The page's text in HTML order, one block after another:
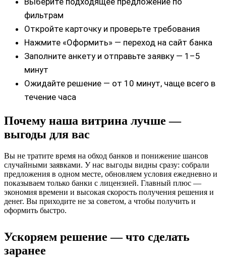
фильтрам
Откройте карточку и проверьте требования
Нажмите «Оформить» — переход на сайт банка
Заполните анкету и отправьте заявку — 1–5
минут
Ожидайте решение — от 10 минут, чаще всего в
течение часа
Почему наша витрина лучше —
выгоды для вас
Вы не тратите время на обход банков и понижение шансов
случайными заявками. У нас выгоды видны сразу: собрали
предложения в одном месте, обновляем условия ежедневно и
показываем только банки с лицензией. Главный плюс —
экономия времени и высокая скорость получения решения и
денег. Вы приходите не за советом, а чтобы получить и
оформить быстро.
Ускоряем решение — что сделать
заранее